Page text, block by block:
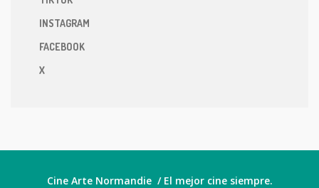
INSTAGRAM
FACEBOOK
X
Cine Arte Normandie / El mejor cine siempre.